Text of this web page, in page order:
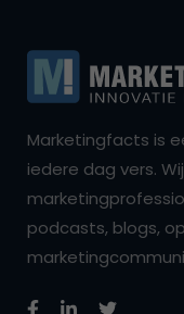
Marketingfacts is
iedere dag vers.
podcasts, blogs,